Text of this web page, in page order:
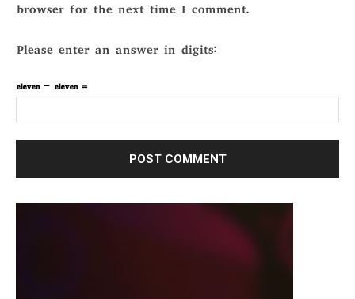
browser for the next time I comment.
Please enter an answer in digits:
eleven − eleven =